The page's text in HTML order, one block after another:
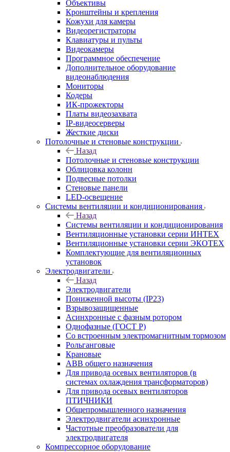
Объективы
Кронштейны и крепления
Кожухи для камеры
Видеорегистраторы
Клавиатуры и пульты
Видеокамеры
Программное обеспечение
Дополнительное оборудование
видеонаблюдения
Мониторы
Кодеры
ИК-прожекторы
Платы видеозахвата
IP-видеосерверы
Жесткие диски
Потолочные и стеновые конструкции
Назад
Потолочные и стеновые конструкции
Облицовка колонн
Подвесные потолки
Стеновые панели
LED-освещение
Системы вентиляции и кондиционирования
Назад
Системы вентиляции и кондиционирования
Вентиляционные установки серии ИНТЕХ
Вентиляционные установки серии ЭКОТЕХ
Комплектующие для вентиляционных
установок
Электродвигатели
Назад
Электродвигатели
Пониженной высоты (IP23)
Взрывозащищенные
Асинхронные с фазным ротором
Однофазные (ГОСТ Р)
Со встроенным электромагнитным тормозом
Рольганговые
Крановые
АВВ общего назначения
Для привода осевых вентиляторов (в
системах охлаждения трансформаторов)
Для привода осевых вентиляторов
ПТИЧНИКИ
Общепромышленного назначения
Электродвигатели асинхронные
Частотные преобразователи для
электродвигателя
Компрессорное оборудование